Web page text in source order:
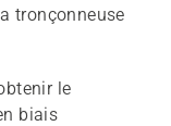
tronçonneuse
le
biais